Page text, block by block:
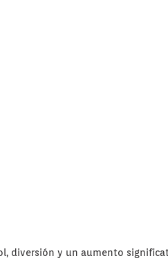
diversión y un aumento